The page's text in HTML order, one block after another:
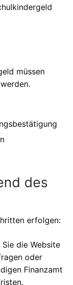
müssen
des
erfolgen:
Sie die Website
oder
Finanzamt